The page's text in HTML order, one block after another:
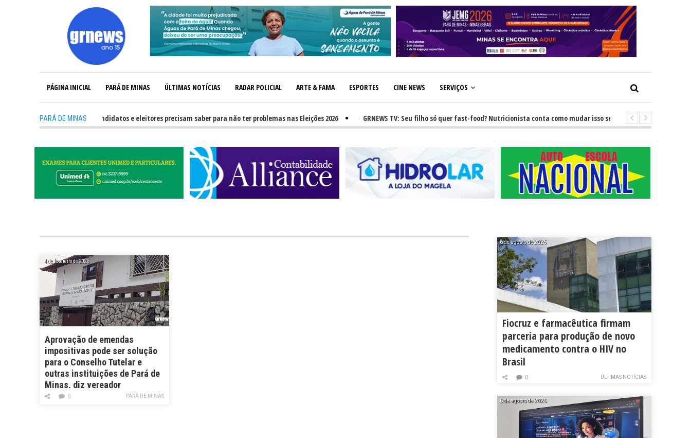
PÁGINA INICIAL PARÁ DE MINAS ÚLTIMAS NOTÍCIAS RADAR POLICIAL ARTE & FAMA ESPORTES CINE NEWS SERVIÇOS
PARÁ DE MINAS
GRNEWS TV: O que candidatos e eleitores precisam saber para não ter problemas nas Eleições 2026 GRNEWS TV: Seu filho só quer fast-food? Nutricionista conta como mudar isso sem brigas GRNEWS
4 de fevereiro de 2025
Aprovação de emendas
impositivas pode ser solução
para o Conselho Tutelar e
outras instituições de Pará de
Minas, diz vereador
PARÁ DE MINAS
0
6 de agosto de 2026
Fiocruz e farmacêutica firmam
parceria para produção de novo
medicamento contra o HIV no
Brasil
ÚLTIMAS NOTÍCIAS
0
6 de agosto de 2026